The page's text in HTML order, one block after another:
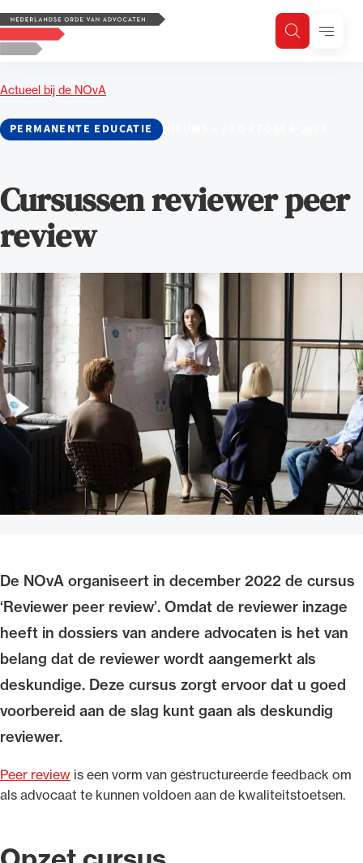
Logo, to the homepage
ZoekenMenu
Actueel bij de NOvA
Cursussen reviewer peer
review
PERMANENTE EDUCATIE NIEUWS
De NOvA organiseert in december 2022 de cursus
‘Reviewer peer review’. Omdat de reviewer inzage
heeft in dossiers van andere advocaten is het van
belang dat de reviewer wordt aangemerkt als
deskundige. Deze cursus zorgt ervoor dat u goed
voorbereid aan de slag kunt gaan als deskundig
reviewer.
Peer review is een vorm van gestructureerde feedback om
als advocaat te kunnen voldoen aan de kwaliteitstoetsen.
Zoeken
Zoek op trefwoord
Uitgelicht
Alle wet- en regelgeving voor de advocatuur.
Van de Advocatenwet tot de Verordening op
de advocatuur (Voda) en de Regeling op de
beroepsuitoefening: van de advocatenpas tot